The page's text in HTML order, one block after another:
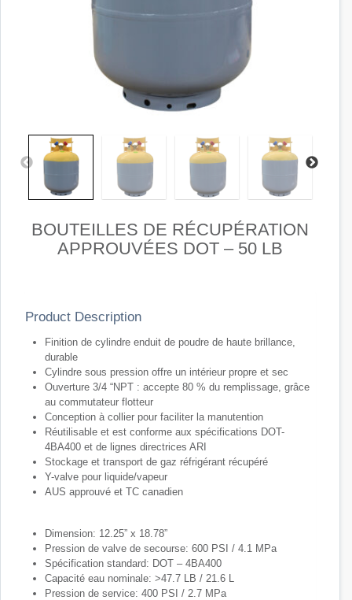
BOUTEILLES DE RÉCUPÉRATION
APPROUVÉES DOT – 50 LB
Product Description
Finition de cylindre enduit de poudre de haute brillance,
durable
Cylindre sous pression offre un intérieur propre et sec
Ouverture 3/4 “NPT : accepte 80 % du remplissage, grâce
au commutateur flotteur
Conception à collier pour faciliter la manutention
Réutilisable et est conforme aux spécifications DOT-
4BA400 et de lignes directrices ARI
Stockage et transport de gaz réfrigérant récupéré
Y-valve pour liquide/vapeur
AUS approuvé et TC canadien
Dimension: 12.25” x 18.78”
Pression de valve de secourse: 600 PSI / 4.1 MPa
Spécification standard: DOT – 4BA400
Capacité eau nominale: >47.7 LB / 21.6 L
Pression de service: 400 PSI / 2.7 MPa